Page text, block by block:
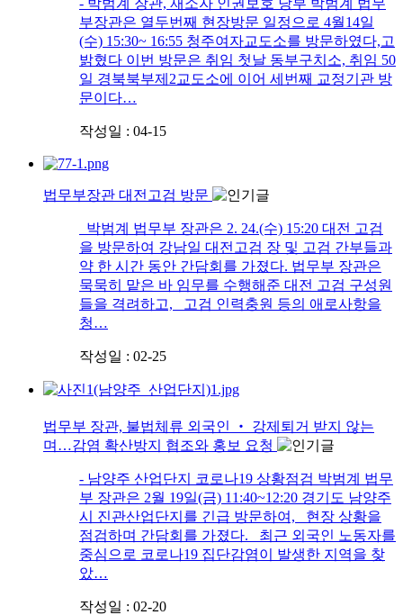
부장관은 열두번째 현장방문 일정으로 4월14일
(수) 15:30~ 16:55 청주여자교도소를 방문하였다,고
밝혔다 이번 방문은 취임 첫날 동부구치소, 취임 50
일 경북북부제2교도소에 이어 세번째 교정기관 방
문이다…
작성일 : 04-15
법무부장관 대전고검 방문
박범계 법무부 장관은 2. 24.(수) 15:20 대전 고검
을 방문하여 강남일 대전고검 장 및 고검 간부들과
약 한 시간 동안 간담회를 가졌다. 법무부 장관은
묵묵히 맡은 바 임무를 수행해준 대전 고검 구성원
들을 격려하고, 고검 인력충원 등의 애로사항을
청…
작성일 : 02-25
법무부 장관, 불법체류 외국인 ‧ 강제퇴거 받지 않는
며…감염 확산방지 협조와 홍보 요청
- 남양주 산업단지 코로나19 상황점검 박범계 법무
부 장관은 2월 19일(금) 11:40~12:20 경기도 남양주
시 진관산업단지를 긴급 방문하여, 현장 상황을
점검하며 간담회를 가졌다. 최근 외국인 노동자를
중심으로 코로나19 집단감염이 발생한 지역을 찾
았…
작성일 : 02-20